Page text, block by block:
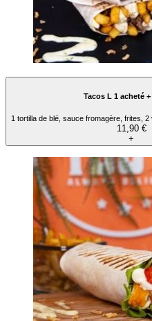
Tacos L 1 acheté
1 tortilla de blé, sauce fromagère, frites,
11,90 €
+